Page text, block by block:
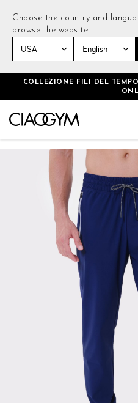
Choose the country and
browse the website
COLLEZIONE FILI DEL